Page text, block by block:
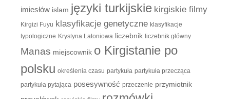
imiesłów islam języki turkijskie kirgiskie filmy
Kirgizi Fuyu klasyfikacje genetyczne klasyfikacje
typologiczne Krystyna Latoniowa liczebnik liczebnik główny
Manas miejscownik o Kirgistanie po
polsku określenia czasu partykuła partykuła przecząca
partykuła pytająca posesywność przeczenie przymiotnik